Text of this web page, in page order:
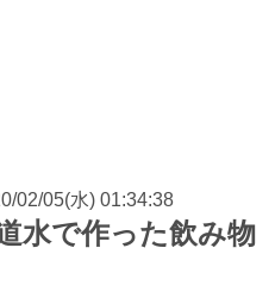
02/05(水) 01:34:38
水で作った飲み物